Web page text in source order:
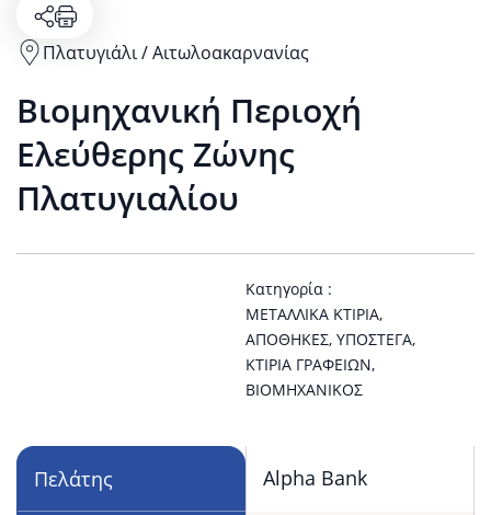
View
Πλατυγιάλι
/
Αιτωλοακαρνανίας
Maps
Πλατυγιάλι / Αιτωλοακαρνανίας
Βιομηχανική Περιοχή
Ελεύθερης Ζώνης
Πλατυγιαλίου
Κατηγορία :
ΜΕΤΑΛΛΙΚΆ ΚΤΊΡΙΑ,
ΑΠΟΘΉΚΕΣ, ΥΠΌΣΤΕΓΑ,
ΚΤΊΡΙΑ ΓΡΑΦΕΊΩΝ,
ΒΙΟΜΗΧΑΝΙΚΌΣ
Πελάτης Alpha Bank